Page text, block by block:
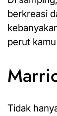
berkreasi
perut
Tidak